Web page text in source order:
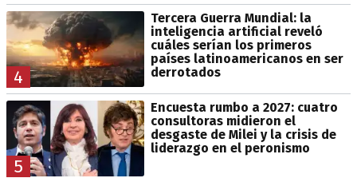
4
Tercera Guerra Mundial: la
inteligencia artificial reveló
cuáles serían los primeros
países latinoamericanos en ser
derrotados
5
Encuesta rumbo a 2027: cuatro
consultoras midieron el
desgaste de Milei y la crisis de
liderazgo en el peronismo